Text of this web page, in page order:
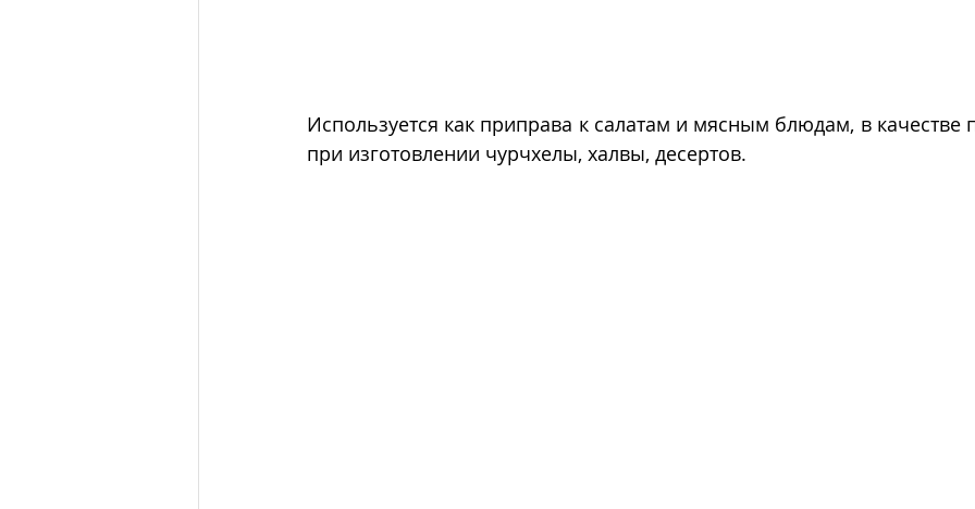
Используется как приправа к салатам и мясным блюдам, в качестве
при изготовлении чурчхелы, халвы, десертов.